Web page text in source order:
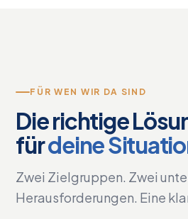
FÜR WEN WIR DA SIND
Die richtige
fürdeine
Zwei Zielgruppen. Zwei
Herausforderungen. Eine